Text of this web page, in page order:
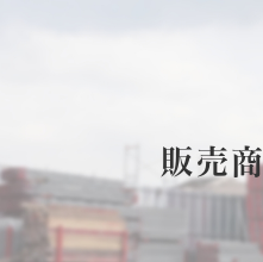
販売